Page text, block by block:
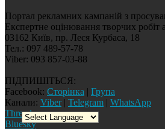
Портал рекламних кампаній з
Експертне оцінювання творчих робіт
03162 Київ, пр. Леся Курбаса, 18
Тел.: 097 489-57-78
Viber: 093 857-03-88
ПІДПИШІТЬСЯ:
Facebook: Сторінка | Група
Канали: Viber| Telegram | WhatsApp
Threads
Bluesky